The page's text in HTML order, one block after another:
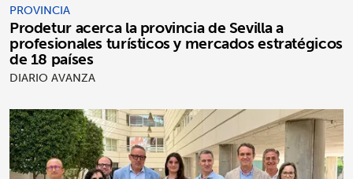
PROVINCIA
Prodetur acerca la provincia de Sevilla a
profesionales turísticos y mercados estratégicos
de 18 países
DIARIO AVANZA